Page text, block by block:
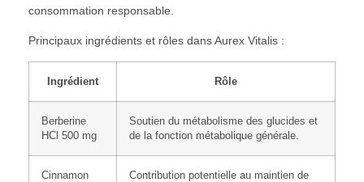
consommation responsable.
Principaux ingrédients et rôles dans Aurex Vitalis :
Ingrédient Rôle
Berberine
HCl 500 mg
Soutien du métabolisme des glucides et
de la fonction métabolique générale.
Cinnamon
Contribution potentielle au maintien de